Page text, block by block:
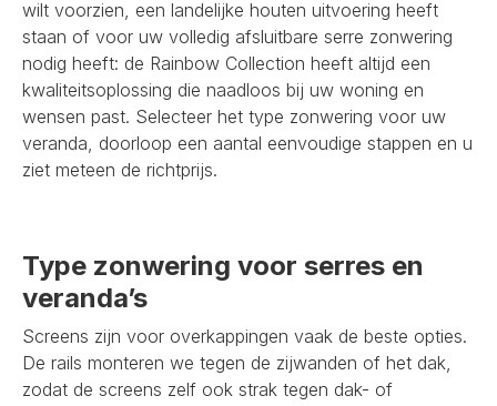
wilt voorzien, een landelijke houten uitvoering heeft
staan of voor uw volledig afsluitbare serre zonwering
nodig heeft: de Rainbow Collection heeft altijd een
kwaliteitsoplossing die naadloos bij uw woning en
wensen past. Selecteer het type zonwering voor uw
veranda, doorloop een aantal eenvoudige stappen en u
ziet meteen de richtprijs.
Type zonwering voor serres en
veranda’s
Screens zijn voor overkappingen vaak de beste opties.
De rails monteren we tegen de zijwanden of het dak,
zodat de screens zelf ook strak tegen dak- of